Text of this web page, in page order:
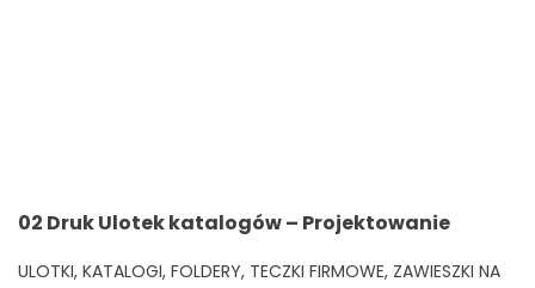
02 Druk Ulotek katalogów – Projektowanie
ULOTKI, KATALOGI, FOLDERY, TECZKI FIRMOWE, ZAWIESZKI NA